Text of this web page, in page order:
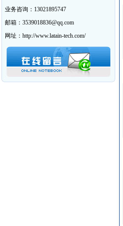
业务咨询：13021895747
邮箱：3539018836@qq.com
网址：http://www.latain-tech.com/